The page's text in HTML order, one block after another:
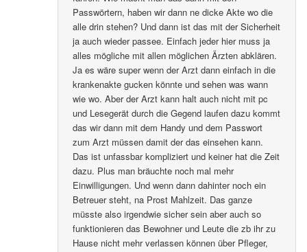
Passwörtern, haben wir dann ne dicke Akte wo die
alle drin stehen? Und dann ist das mit der Sicherheit
ja auch wieder passee. Einfach jeder hier muss ja
alles mögliche mit allen möglichen Ärzten abklären.
Ja es wäre super wenn der Arzt dann einfach in die
krankenakte gucken könnte und sehen was wann
wie wo. Aber der Arzt kann halt auch nicht mit pc
und Lesegerät durch die Gegend laufen dazu kommt
das wir dann mit dem Handy und dem Passwort
zum Arzt müssen damit der das einsehen kann.
Das ist unfassbar kompliziert und keiner hat die Zeit
dazu. Plus man bräuchte noch mal mehr
Einwilligungen. Und wenn dann dahinter noch ein
Betreuer steht, na Prost Mahlzeit. Das ganze
müsste also irgendwie sicher sein aber auch so
funktionieren das Bewohner und Leute die zb ihr zu
Hause nicht mehr verlassen können über Pfleger,